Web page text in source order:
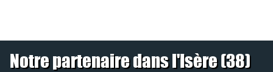
Notre partenaire dans l'Isère (38)